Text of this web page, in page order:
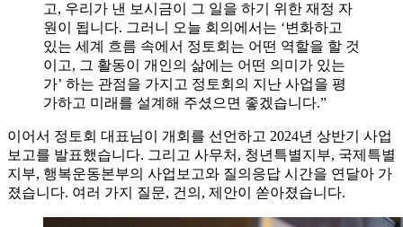
고, 우리가 낸 보시금이 그 일을 하기 위한 재정 자
원이 됩니다. 그러니 오늘 회의에서는 ‘변화하고
있는 세계 흐름 속에서 정토회는 어떤 역할을 할 것
이고, 그 활동이 개인의 삶에는 어떤 의미가 있는
가’ 하는 관점을 가지고 정토회의 지난 사업을 평
가하고 미래를 설계해 주셨으면 좋겠습니다.”
이어서 정토회 대표님이 개회를 선언하고 2024년 상반기 사업
보고를 발표했습니다. 그리고 사무처, 청년특별지부, 국제특별
지부, 행복운동본부의 사업보고와 질의응답 시간을 연달아 가
졌습니다. 여러 가지 질문, 건의, 제안이 쏟아졌습니다.